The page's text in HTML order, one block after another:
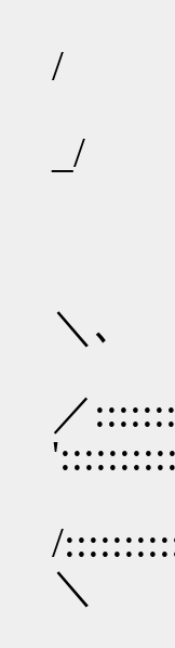
/ ＼
_/
/
/
/
＼､
／
/
＼